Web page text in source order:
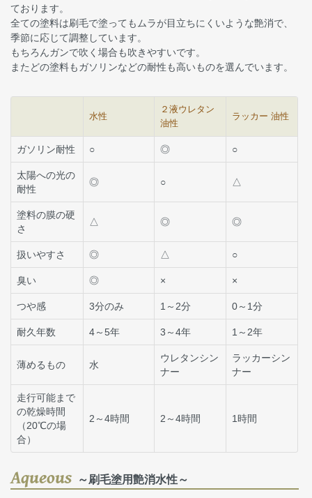
ております。
全ての塗料は刷毛で塗ってもムラが目立ちにくいような艶消で、
季節に応じて調整しています。
もちろんガンで吹く場合も吹きやすいです。
またどの塗料もガソリンなどの耐性も高いものを選んでいます。
水性
２液ウレタン
油性
ラッカー 油性
ガソリン耐性 ○ ◎ ○
太陽への光の
耐性
◎ ○ △
塗料の膜の硬
さ
△ ◎ ◎
扱いやすさ ◎ △ ○
臭い ◎ × ×
つや感 3分のみ 1～2分 0～1分
耐久年数 4～5年 3～4年 1～2年
薄めるもの 水
ウレタンシン
ナー
ラッカーシン
ナー
走行可能まで
の乾燥時間
（20℃の場
合）
2～4時間 2～4時間 1時間
Aqueous ～刷毛塗用艶消水性～